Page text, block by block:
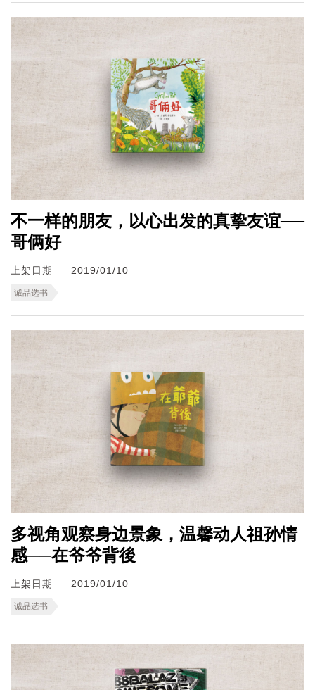
不一样的朋友，以心出发的真挚友谊──
哥俩好
上架日期 2019/01/10
诚品选书
多视角观察身边景象，温馨动人祖孙情
感──在爷爷背後
上架日期 2019/01/10
诚品选书